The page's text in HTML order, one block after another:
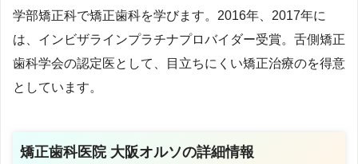
学部矯正科で矯正歯科を学びます。2016年、2017年に
は、インビザラインプラチナプロバイダー受賞。舌側矯正
歯科学会の認定医として、目立ちにくい矯正治療のを得意
としています。
矯正歯科医院 大阪オルソの詳細情報